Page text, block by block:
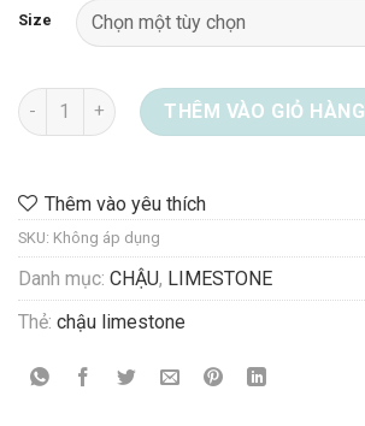
Size
Chậu Limestone 08-8810 số lượng
THÊM VÀO GIỎ HÀNG
Thêm vào yêu thích
SKU: Không áp dụng
Danh mục: CHẬU, LIMESTONE
Thẻ: chậu limestone